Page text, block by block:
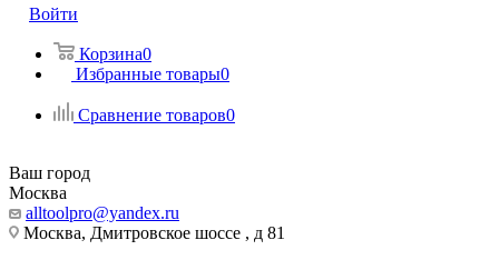
Войти
Корзина0
Избранные товары0
Сравнение товаров0
Ваш город
Москва
alltoolpro@yandex.ru
Москва, Дмитровское шоссе , д 81